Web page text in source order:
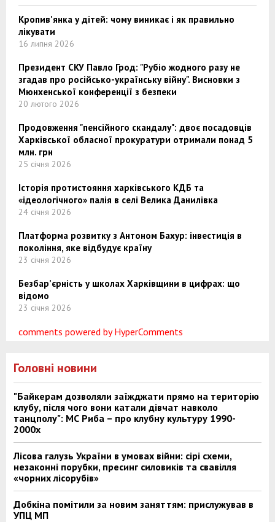
Кропив'янка у дітей: чому виникає і як правильно
лікувати
16 липня 2026
Президент СКУ Павло Грод: "Рубіо жодного разу не
згадав про російсько-українську війну". Висновки з
Мюнхенської конференції з безпеки
20 лютого 2026
Продовження "пенсійного скандалу": двоє посадовців
Харківської обласної прокуратури отримали понад 5
млн. грн
25 січня 2026
Історія протистояння харківського КДБ та
«ідеологічного» палія в селі Велика Данилівка
24 січня 2026
Платформа розвитку з Антоном Бахур: інвестиція в
покоління, яке відбудує країну
23 січня 2026
Безбар’єрність у школах Харківщини в цифрах: що
відомо
23 січня 2026
comments powered by HyperComments
Головні новини
"Байкерам дозволяли заїжджати прямо на територію
клубу, після чого вони катали дівчат навколо
танцполу": МС Риба – про клубну культуру 1990-
2000х
Лісова галузь України в умовах війни: сірі схеми,
незаконні порубки, пресинг силовиків та свавілля
«чорних лісорубів»
Добкіна помітили за новим заняттям: прислужував в
УПЦ МП